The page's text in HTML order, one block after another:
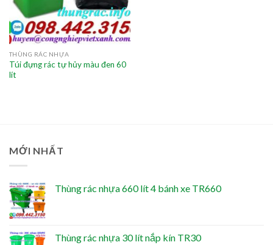
THÙNG RÁC NHỰA
Túi đựng rác tự hủy màu đen 60
lít
MỚI NHẤT
Thùng rác nhựa 660 lít 4 bánh xe TR660
Thùng rác nhựa 30 lít nắp kín TR30